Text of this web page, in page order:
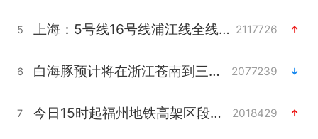
5 上海：5号线16号线浦江线全线停运 2117726
6 白海豚预计将在浙江苍南到三门一带登陆 2077239
7 今日15时起福州地铁高架区段停运 2018429